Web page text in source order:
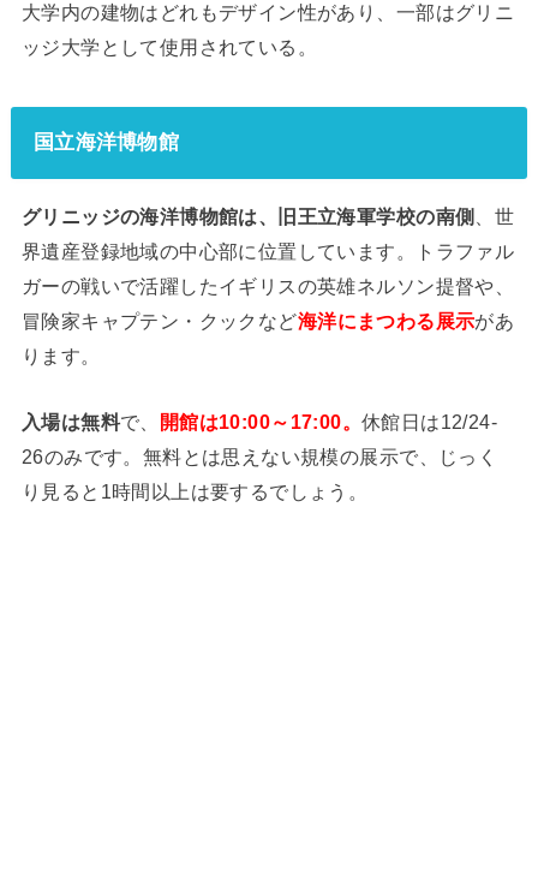
大学内の建物はどれもデザイン性があり、一部はグリニ
ッジ大学として使用されている。
国立海洋博物館
グリニッジの海洋博物館は、旧王立海軍学校の南側
、世
界遺産登録地域の中心部に位置しています。トラファル
ガーの戦いで活躍したイギリスの英雄ネルソン提督や、
冒険家キャプテン・クックなど海洋にまつわる展示があ
ります。
入場は無料で、 開館は10:00～17:00。 休館日は12/24-
26のみです。無料とは思えない規模の展示で、じっく
り見ると1時間以上は要するでしょう。